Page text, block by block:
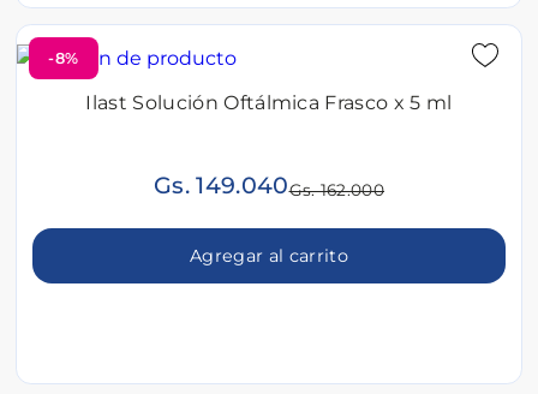
-8%
Ilast Solución Oftálmica Frasco x 5 ml
Gs. 149.040Gs. 162.000
Agregar al carrito